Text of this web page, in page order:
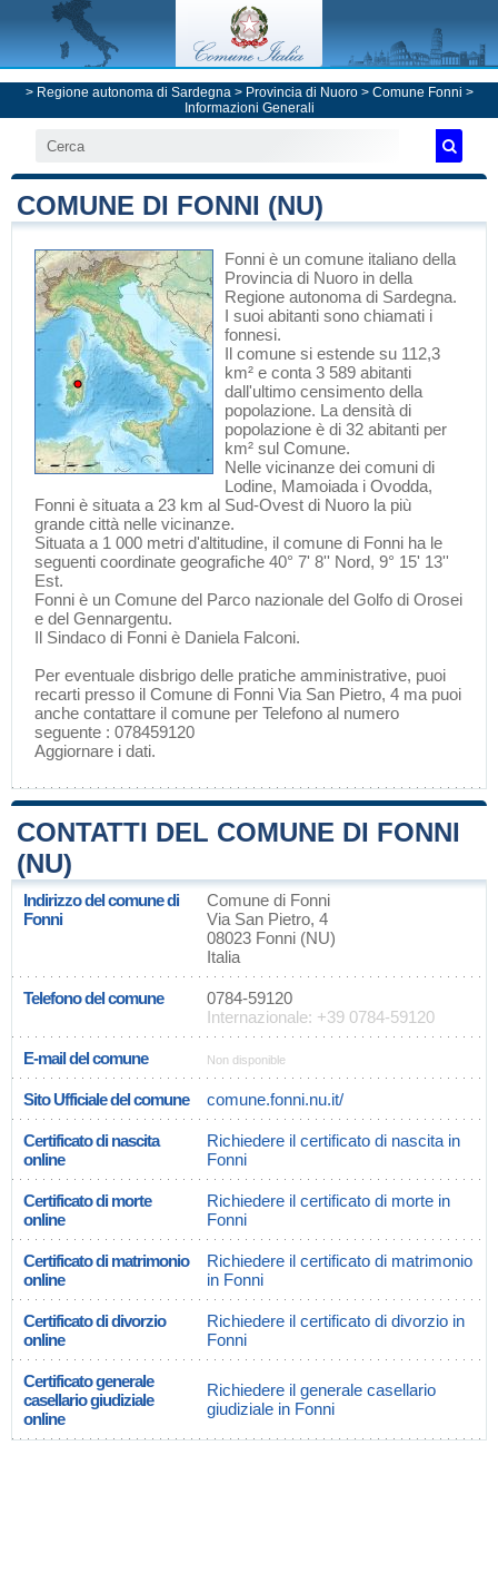
> Regione autonoma di Sardegna> Provincia di Nuoro> Comune Fonni >
Informazioni Generali
COMUNE DI FONNI (NU)
Fonni è un comune italiano della
Provincia di Nuoro in della
Regione autonoma di Sardegna.
I suoi abitanti sono chiamati i
fonnesi.
Il comune si estende su 112,3
km² e conta 3 589 abitanti
dall'ultimo censimento della
popolazione. La densità di
popolazione è di 32 abitanti per
km² sul Comune.
Nelle vicinanze dei comuni di
Lodine, Mamoiada i Ovodda,
Fonni è situata a 23 km al Sud-Ovest di Nuoro la più
grande città nelle vicinanze.
Situata a 1 000 metri d'altitudine, il comune di Fonni ha le
seguenti coordinate geografiche 40° 7' 8'' Nord, 9° 15' 13''
Est.
Fonni è un Comune del Parco nazionale del Golfo di Orosei
e del Gennargentu.
Il Sindaco di Fonni è Daniela Falconi.
Per eventuale disbrigo delle pratiche amministrative, puoi
recarti presso il Comune di Fonni Via San Pietro, 4 ma puoi
anche contattare il comune per Telefono al numero
seguente : 078459120
Aggiornare i dati.
CONTATTI DEL COMUNE DI FONNI
(NU)
Indirizzo del comune di
Fonni
Comune di Fonni
Via San Pietro, 4
08023 Fonni (NU)
Italia
Telefono del comune
0784-59120
Internazionale: +39 0784-59120
E-mail del comune Non disponible
Sito Ufficiale del comune comune.fonni.nu.it/
Certificato di nascita
online
Richiedere il certificato di nascita in
Fonni
Certificato di morte
online
Richiedere il certificato di morte in
Fonni
Certificato di matrimonio
online
Richiedere il certificato di matrimonio
in Fonni
Certificato di divorzio
online
Richiedere il certificato di divorzio in
Fonni
Certificato generale
casellario giudiziale
online
Richiedere il generale casellario
giudiziale in Fonni